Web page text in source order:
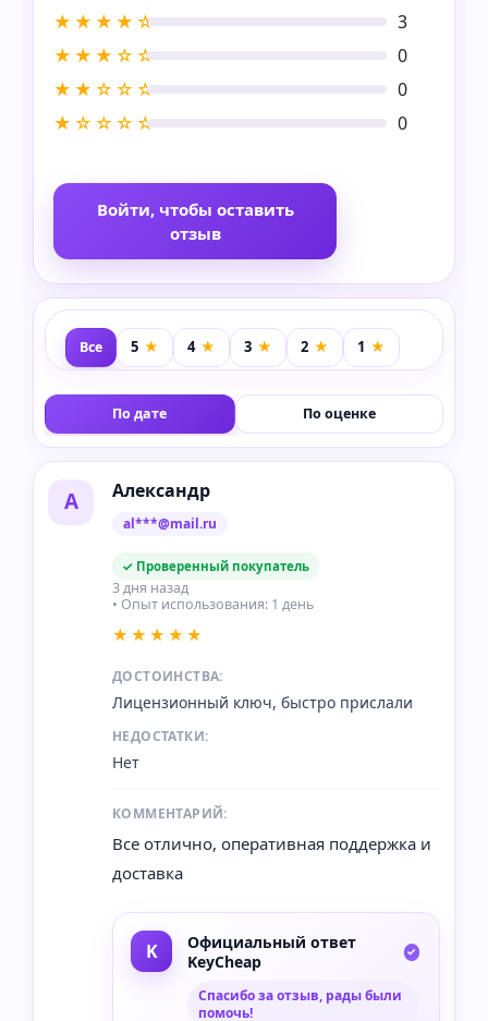
★★★★☆
3
★★★☆☆
0
★★☆☆☆
0
★☆☆☆☆
0
Войти, чтобы оставить
отзыв
Все
По дате По оценке
А Александр
al***@mail.ru
✓ Проверенный покупатель
3 дня назад
• Опыт использования: 1 день
★★★★★
ДОСТОИНСТВА:
Лицензионный ключ, быстро прислали
НЕДОСТАТКИ:
Нет
КОММЕНТАРИЙ:
Все отлично, оперативная поддержка и
доставка
Официальный ответ
KeyCheap
Спасибо за отзыв, рады были
помочь!